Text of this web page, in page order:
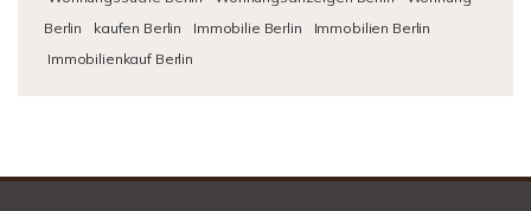
Berlin
kaufen Berlin Immobilie Berlin
Immobilien Berlin
Immobilienkauf Berlin